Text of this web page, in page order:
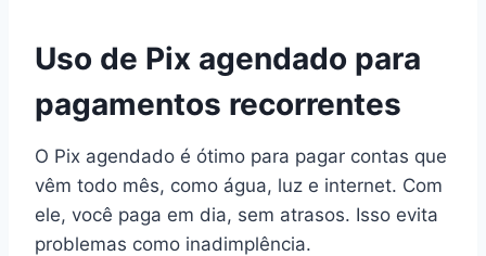
Uso de Pix agendado para
pagamentos recorrentes
O Pix agendado é ótimo para pagar contas que
vêm todo mês, como água, luz e internet. Com
ele, você paga em dia, sem atrasos. Isso evita
problemas como inadimplência.